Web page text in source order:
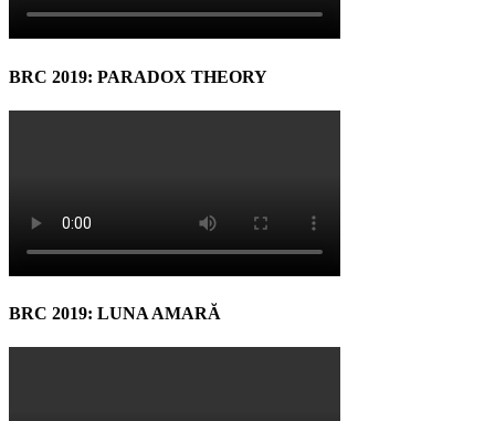
BRC 2019: PARADOX THEORY
BRC 2019: LUNA AMARĂ